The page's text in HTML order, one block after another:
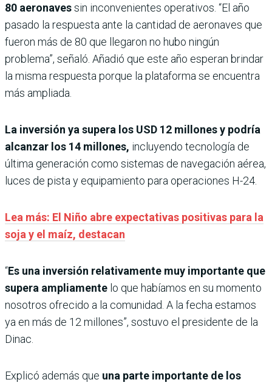
80 aeronavessin inconvenientes operativos. “El año
pasado la respuesta ante la cantidad de aeronaves que
fueron más de 80 que llegaron no hubo ningún
problema”, señaló. Añadió que este año esperan brindar
la misma respuesta porque la plataforma se encuentra
más ampliada.
La inversión ya supera los USD 12 millones y podría
alcanzar los 14 millones, incluyendo tecnología de
última generación como sistemas de navegación aérea,
luces de pista y equipamiento para operaciones H-24.
Lea más: El Niño abre expectativas positivas para la
soja y el maíz, destacan
“Es una inversión relativamente muy importante que
supera ampliamente lo que habíamos en su momento
nosotros ofrecido a la comunidad. A la fecha estamos
ya en más de 12 millones”, sostuvo el presidente de la
Dinac.
Explicó además que una parte importante de los